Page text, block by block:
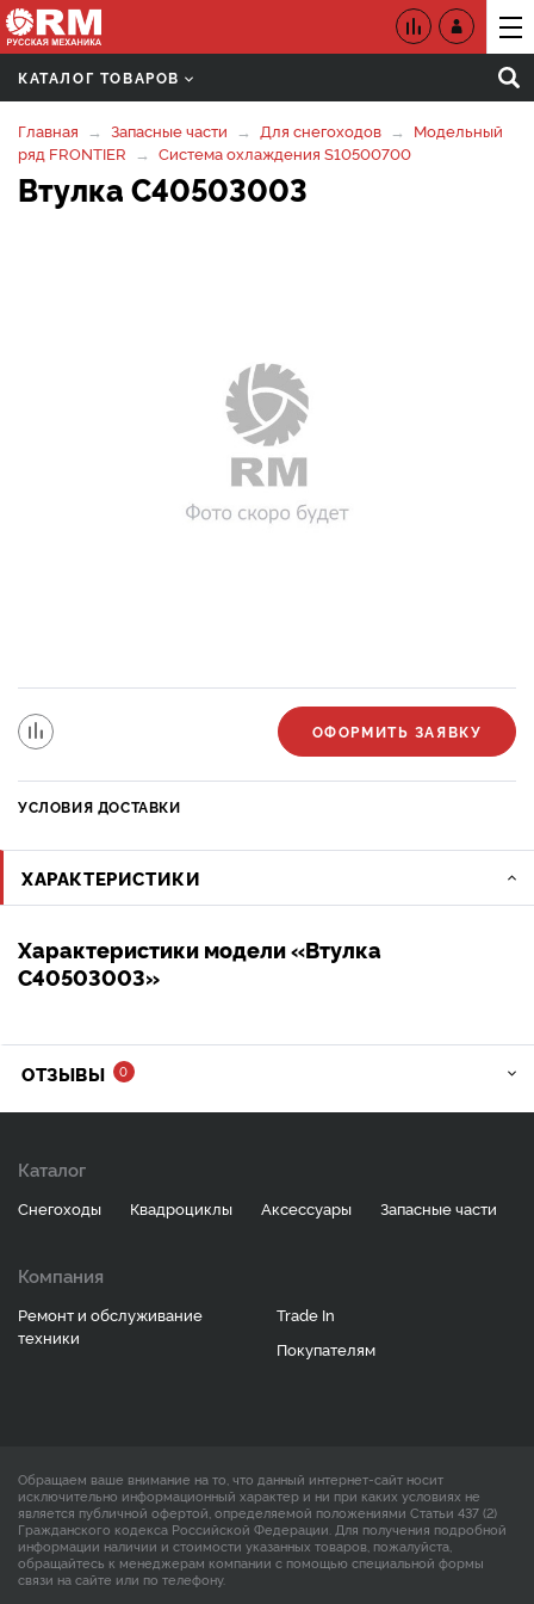
КАТАЛОГ ТОВАРОВ
Главная Запасные части Для снегоходов
Модельный
ряд FRONTIER
Система охлаждения S10500700
Втулка C40503003
ОФОРМИТЬ ЗАЯВКУ
УСЛОВИЯ ДОСТАВКИ
ХАРАКТЕРИСТИКИ
Характеристики модели «Втулка
C40503003»
ОТЗЫВЫ 0
Каталог
Снегоходы Квадроциклы Аксессуары Запасные части
Компания
Ремонт и обслуживание
техники
Trade In
Покупателям
Обращаем ваше внимание на то, что данный интернет-сайт носит
исключительно информационный характер и ни при каких условиях не
является публичной офертой, определяемой положениями Статьи 437 (2)
Гражданского кодекса Российской Федерации. Для получения подробной
информации наличии и стоимости указанных товаров, пожалуйста,
обращайтесь к менеджерам компании с помощью специальной формы
связи на сайте или по телефону.